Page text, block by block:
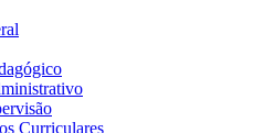
Curriculares